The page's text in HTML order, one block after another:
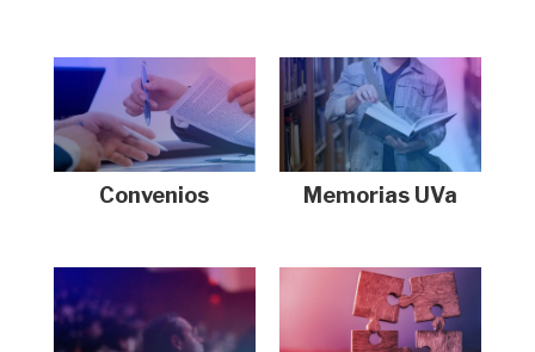
Convenios Memorias UVa